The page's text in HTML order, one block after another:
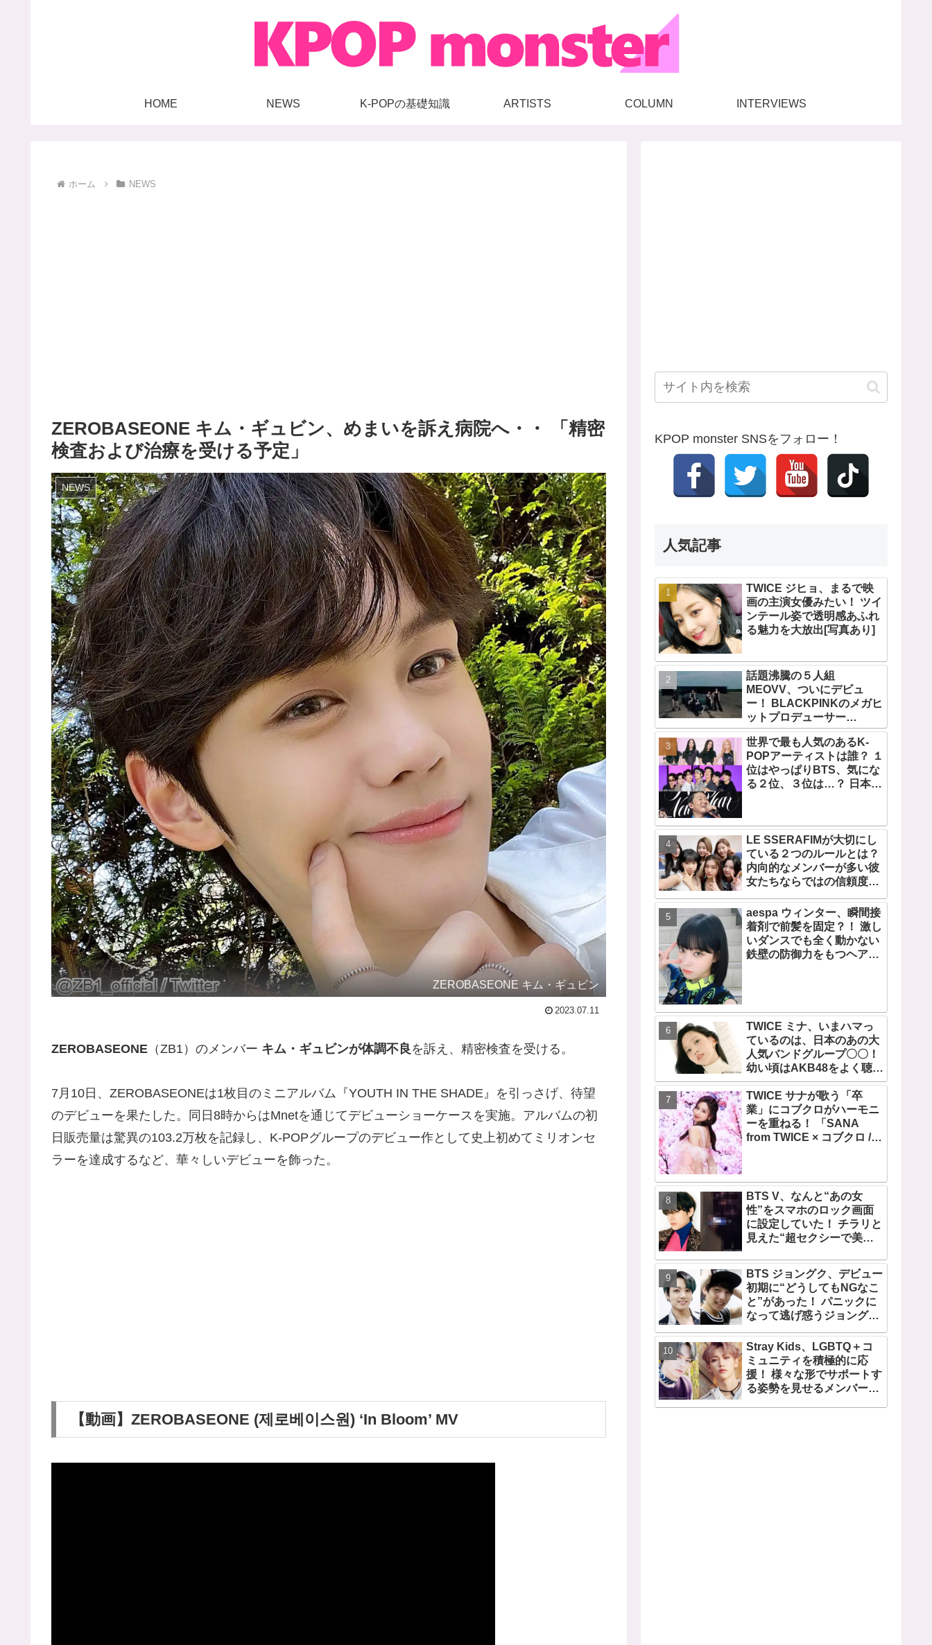
HOME NEWS K-POPの基礎知識 ARTISTS COLUMN INTERVIEWS
ホーム NEWS
ZEROBASEONE キム・ギュビン、めまいを訴え病院へ・・ 「精密
検査および治療を受ける予定」
NEWS
ZEROBASEONE キム・ギュビン
2023.07.11
ZEROBASEONE （ZB1）のメンバー キム・ギュビンが体調不良 を訴え、精密検査を受ける。
7月10日、ZEROBASEONEは1枚目のミニアルバム『YOUTH IN THE SHADE』を引っさげ、待望
のデビューを果たした。同日8時からはMnetを通じてデビューショーケースを実施。アルバムの初
日販売量は驚異の103.2万枚を記録し、K-POPグループのデビュー作として史上初めてミリオンセ
ラーを達成するなど、華々しいデビューを飾った。
【動画】ZEROBASEONE (제로베이스원) ‘In Bloom’ MV
KPOP monster SNSをフォロー！
人気記事
TWICE ジヒョ、まるで映
画の主演女優みたい！ ツイ
ンテール姿で透明感あふれ
る魅力を大放出[写真あり]
話題沸騰の５人組
MEOVV、ついにデビュ
ー！ BLACKPINKのメガヒ
ットプロデューサー
TEDDYが手掛ける、
THEBLACKLABEL初のガ
ールズグループ！ デビュー
シングル「MEOW」をリリ
ース
世界で最も人気のあるK-
POPアーティストは誰？ １
位はやっぱりBTS、気にな
る２位、３位は…？ 日本の
の個性あふれるデータに注
目殺到
LE SSERAFIMが大切にし
ている２つのルールとは？
内向的なメンバーが多い彼
女たちならではの信頼度を
aespa ウィンター、瞬間接
着剤で前髪を固定？！ 激し
いダンスでも全く動かない
鉄壁の防御力をもつヘアス
TWICE ミナ、いまハマっ
ているのは、日本のあの大
人気バンドグループ〇〇！
幼い頃はAKB48をよく聴い
て踊っていた！ ミナの音楽
の趣味が明らかに
TWICE サナが歌う「卒
業」にコブクロがハーモニ
ーを重ねる！ 「SANA
from TWICE × コブクロ /
BTS V、なんと“あの女
性”をスマホのロック画面
に設定していた！ チラリと
見えた“超セクシーで美し
愕… 毎日見るその場所にV
が選んだ女性の正体がまさ
にピッタリだと納得＆感動
BTS ジョングク、デビュー
初期に“どうしてもNGなこ
と”があった！ パニックに
なって逃げ惑うジョングク
のジョングクと比べたあど
けない姿が愛らしすぎると
ファンメロメロ
Stray Kids、LGBTQ＋コ
ミュニティを積極的に応
援！ 様々な形でサポートす
る姿勢を見せるメンバーに